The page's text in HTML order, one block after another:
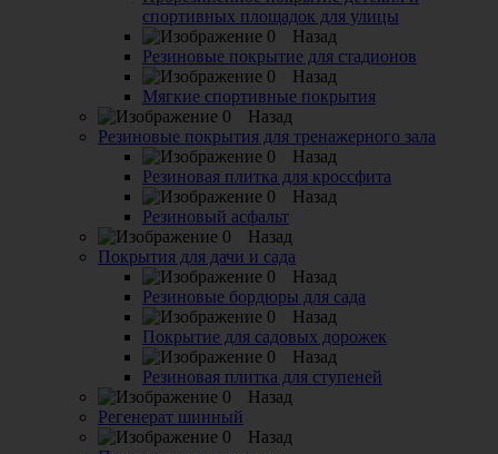
спортивных площадок для улицы
Назад
Резиновые покрытие для стадионов
Назад
Мягкие спортивные покрытия
Назад
Резиновые покрытия для тренажерного зала
Назад
Резиновая плитка для кроссфита
Назад
Резиновый асфальт
Назад
Покрытия для дачи и сада
Назад
Резиновые бордюры для сада
Назад
Покрытие для садовых дорожек
Назад
Резиновая плитка для ступеней
Назад
Регенерат шинный
Назад